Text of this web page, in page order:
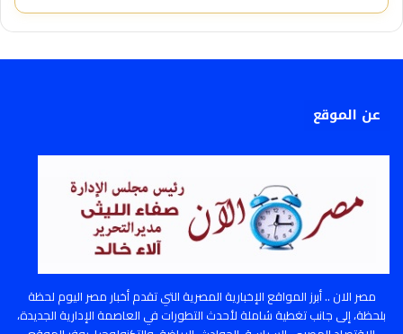
عن الموقع
مصر الان .. أبرز المواقع الإخبارية المصرية التي تقدم أخبار مصر اليوم لحظة
بلحظة، إلى جانب تغطية شاملة لأحدث التطورات في العاصمة الإدارية الجديدة،